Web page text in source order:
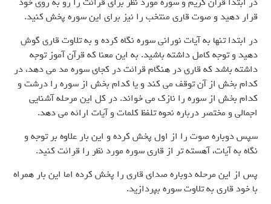
قرار دهید و صوت قاری منتخب را نیز برای این سوره پخش کنید.
در ابتدا تنها به آیات نورانی سوره نگاه کرده و به تلاوت قاری گوش
دهید و توجه کامل داشته باشید. به این معنا که قرآن آموز توجه
داشته باشد که قاری در هنگام قرائت در کجای سوره مد می دهد، در
کدام بخش از آن توقف می کند و یا کدام بخش از سوره را درشت و
کدام بخش از سوره را نازک می خواند. در کل این مرحله آشنایی
اجمالی و مختصر درباره نحوه تلفظ کلمات و آیات ارائه می دهد.
سپس دوباره صوت را از اول پخش کرده و این بار علاوه بر توجه و
نگاه به آیات، آهسته تر از قاری سوره مورد نظر را قرائت کنید.
پس از این مرحله دوباره صدای قاری را پخش کرده اما این بار همراه
با خود قاری به تلاوت سوره بپردازید.